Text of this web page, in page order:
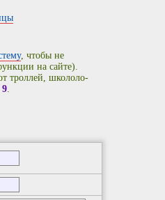
, чтобы не
на сайте).
троллей, школоло-
9